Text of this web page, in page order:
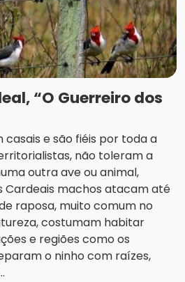
“O Guerreiro dos
casais e são fiéis por toda a
não toleram a
outra ave ou animal,
Cardeais machos atacam até
raposa, muito comum no
costumam habitar
e regiões como os
o ninho com raízes,